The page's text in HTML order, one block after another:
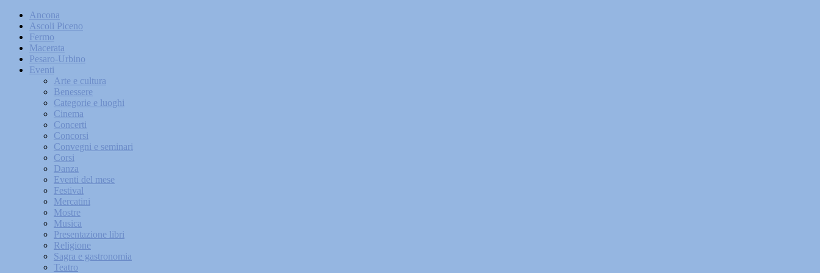
Ancona
Ascoli Piceno
Fermo
Macerata
Pesaro-Urbino
Eventi
Arte e cultura
Benessere
Categorie e luoghi
Cinema
Concerti
Concorsi
Convegni e seminari
Corsi
Danza
Eventi del mese
Festival
Mercatini
Mostre
Musica
Presentazione libri
Religione
Sagra e gastronomia
Teatro